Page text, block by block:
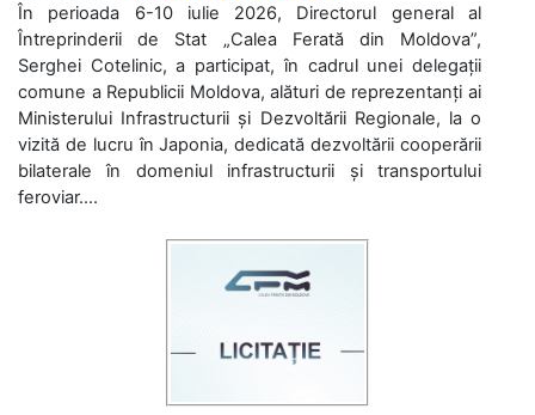
În perioada 6-10 iulie 2026, Directorul general al
Întreprinderii de Stat „Calea Ferată din Moldova”,
Serghei Cotelinic, a participat, în cadrul unei delegații
comune a Republicii Moldova, alături de reprezentanți ai
Ministerului Infrastructurii și Dezvoltării Regionale, la o
vizită de lucru în Japonia, dedicată dezvoltării cooperării
bilaterale în domeniul infrastructurii și transportului
feroviar....